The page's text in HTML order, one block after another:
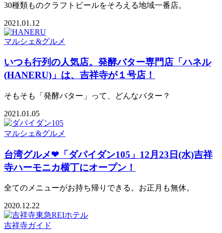
30種類ものクラフトビールをそろえる地域一番店。
2021.01.12
マルシェ&グルメ
いつも行列の人気店。発酵バター専門店「ハネル
(HANERU)」は、吉祥寺が１号店！
そもそも「発酵バター」って、どんなバター？
2021.01.05
マルシェ&グルメ
台湾グルメ❤︎「ダパイダン105」12月23日(水)吉祥
寺ハーモニカ横丁にオープン！
全てのメニューがお持ち帰りできる。お正月も無休。
2020.12.22
吉祥寺ガイド